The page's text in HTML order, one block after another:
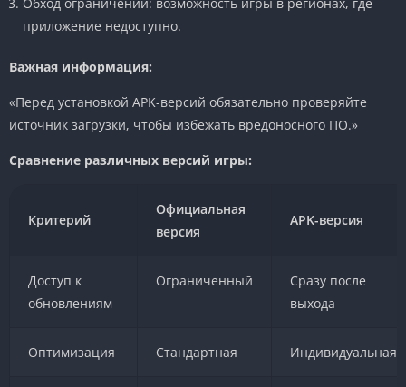
приложение недоступно.
Важная информация:
«Перед установкой APK-версий обязательно проверяйте
источник загрузки, чтобы избежать вредоносного ПО.»
Сравнение различных версий игры:
Критерий
Официальная
версия
APK-версия
Доступ к
обновлениям
Ограниченный
Сразу после
выхода
Оптимизация Стандартная Индивидуальная